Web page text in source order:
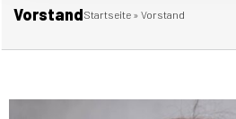
VorstandStartseite » Vorstand